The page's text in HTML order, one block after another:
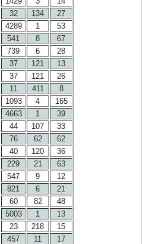
32 134
27
4289 1
53
541 8
67
739 6
28
37 121
13
37 121
26
11 411
8
1093 4
165
4663 1
39
44 107
33
76 62
62
40 120
36
229 21
63
547 9
12
821 6
21
60 82
48
5003 1
13
23 218
15
457 11
17